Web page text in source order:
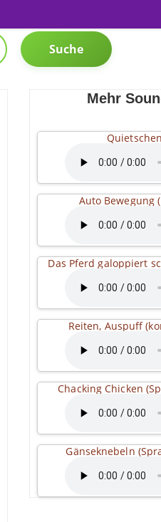
Suche
Mehr
Auto Bewegung
Das Pferd galoppiert
Reiten, Auspuff
Chacking Chicken
Gänseknebeln